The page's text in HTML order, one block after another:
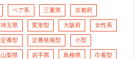
ペア系 三重県 京都府
埼玉県 変形型 大阪府 女性系
定番型 定番発展型 小型
山梨県 岩手県 島根県 巾着型